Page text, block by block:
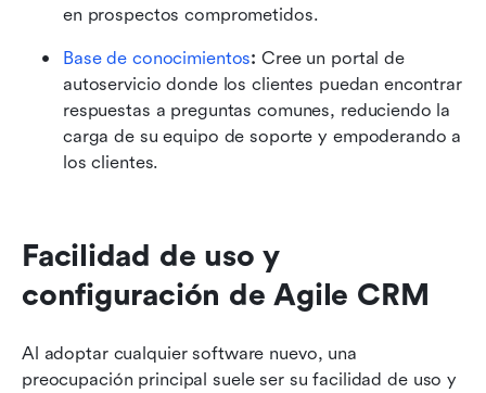
en prospectos comprometidos.
Base de conocimientos: Cree un portal de
autoservicio donde los clientes puedan encontrar
respuestas a preguntas comunes, reduciendo la
carga de su equipo de soporte y empoderando a
los clientes.
Facilidad de uso y
configuración de Agile CRM
Al adoptar cualquier software nuevo, una
preocupación principal suele ser su facilidad de uso y